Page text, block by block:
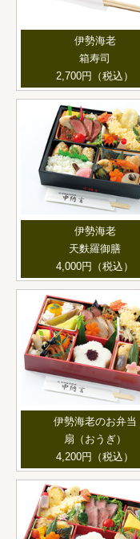
伊勢海老
箱寿司
2,700円（税込）
伊勢海老
天麩羅御膳
4,000円（税込）
伊勢海老のお弁当
扇（おうぎ）
4,200円（税込）